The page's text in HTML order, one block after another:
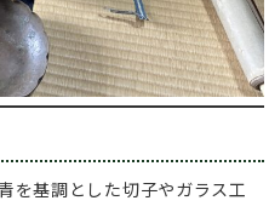
を基調とした切子やガラス工